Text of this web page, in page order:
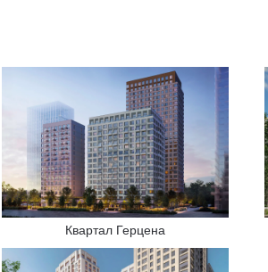
Квартал Герцена